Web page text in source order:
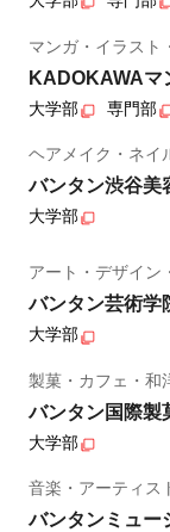
マンガ・イラスト
KADOKAWAマ
大学部 専門部
ヘアメイク・ネイ
バンタン渋谷美
大学部
アート・デザイン
バンタン芸術学
大学部
製菓・カフェ・和
バンタン国際製
大学部
音楽・アーティス
バンタンミュー